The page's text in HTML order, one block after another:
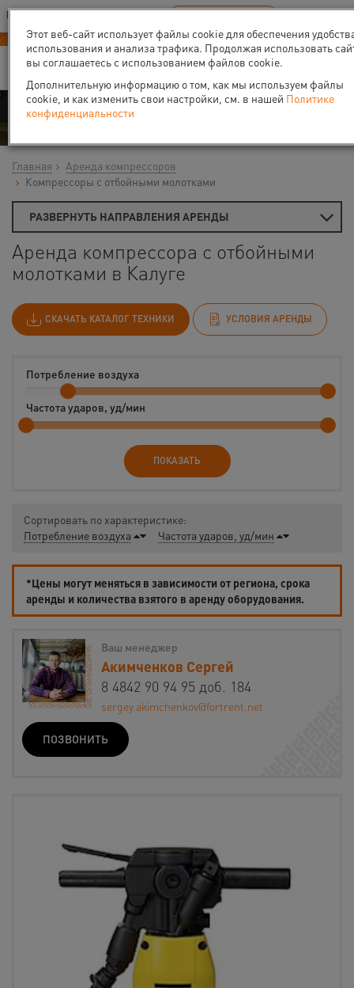
Ваш город:Калуга
В Вашем регионе нет наших офисов RU EN
Аренда
Главная
Аренда компрессоров
Компрессоры с отбойными молотками
РАЗВЕРНУТЬ НАПРАВЛЕНИЯ АРЕНДЫ
Аренда компрессора с отбойными
молотками в Калуге
СКАЧАТЬ КАТАЛОГ ТЕХНИКИ УСЛОВИЯ АРЕНДЫ
Потребление воздуха
Частота ударов, уд/мин
ПОКАЗАТЬ
Сортировать по характеристике:
Потребление воздуха
Частота ударов, уд/мин
*Цены могут меняться в зависимости от региона, срока
аренды и количества взятого в аренду оборудования.
Ваш менеджер
Акимченков Сергей
8 4842 90 94 95 доб. 184
sergey.akimchenkov@fortrent.net
ПОЗВОНИТЬ
Этот веб-сайт использует файлы cookie для обеспечения
использования и анализа трафика. Продолжая использовать
вы соглашаетесь с использованием файлов cookie.
Дополнительную информацию о том, как мы используем файлы
cookie, и как изменить свои настройки, см. в нашей Политике
конфиденциальности